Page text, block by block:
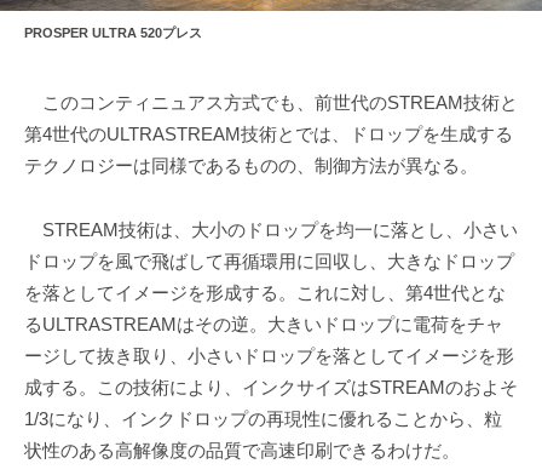
PROSPER ULTRA 520プレス
このコンティニュアス方式でも、前世代のSTREAM技術と
第4世代のULTRASTREAM技術とでは、ドロップを生成する
テクノロジーは同様であるものの、制御方法が異なる。
STREAM技術は、大小のドロップを均一に落とし、小さい
ドロップを風で飛ばして再循環用に回収し、大きなドロップ
を落としてイメージを形成する。これに対し、第4世代とな
るULTRASTREAMはその逆。大きいドロップに電荷をチャ
ージして抜き取り、小さいドロップを落としてイメージを形
成する。この技術により、インクサイズはSTREAMのおよそ
1/3になり、インクドロップの再現性に優れることから、粒
状性のある高解像度の品質で高速印刷できるわけだ。